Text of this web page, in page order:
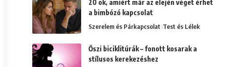
20 ok, amiért már az elején véget érhet
a bimbózó kapcsolat
Szerelem és Párkapcsolat Test és Lélek
Őszi biciklitúrák – fonott kosarak a
stílusos kerekezéshez